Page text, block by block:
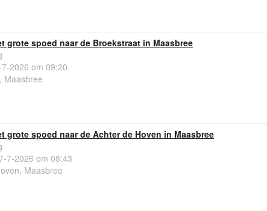
grote spoed naar de Broekstraat in Maasbree
2026 om 09:20
Maasbree
grote spoed naar de Achter de Hoven in Maasbree
7-2026 om 08:43
Maasbree